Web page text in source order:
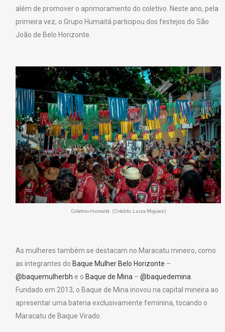
além de promover o aprimoramento do coletivo. Neste ano, pela
primeira vez, o Grupo Humaitá participou dos festejos do São
João de Belo Horizonte.
Coletivo Humaitá. (Crédito: Luiza Miguez)
As mulheres também se destacam no Maracatu mineiro, como
as integrantes do Baque Mulher Belo Horizonte –
@baquemulherbh e o Baque de Mina – @baquedemina
Fundado em 2013, o Baque de Mina inovou na capital mineira ao
apresentar uma bateria exclusivamente feminina, tocando o
Maracatu de Baque Virado.